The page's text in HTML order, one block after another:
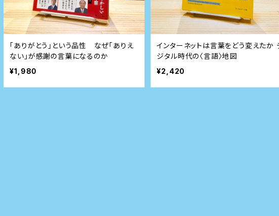
「ありがとう」という品性 なぜ「ありえ
ない」が感謝の言葉になるのか
¥1,980
インターネットは言葉をどう変えたか
ジタル時代の〈言語〉地図
¥2,420